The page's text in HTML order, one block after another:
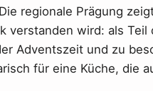
regionale Prägung
verstanden wird: als
Adventszeit und zu
für eine Küche, die